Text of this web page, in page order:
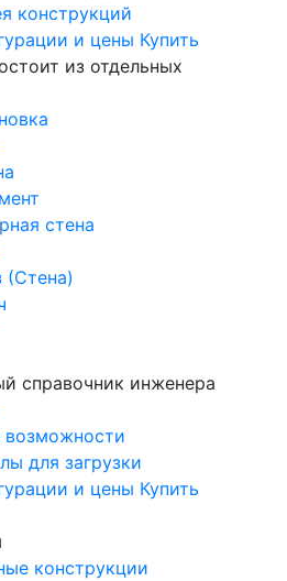
конструкций
и цены Купить
из отдельных
стена
(Стена)
справочник инженера
для загрузки
и цены Купить
конструкции